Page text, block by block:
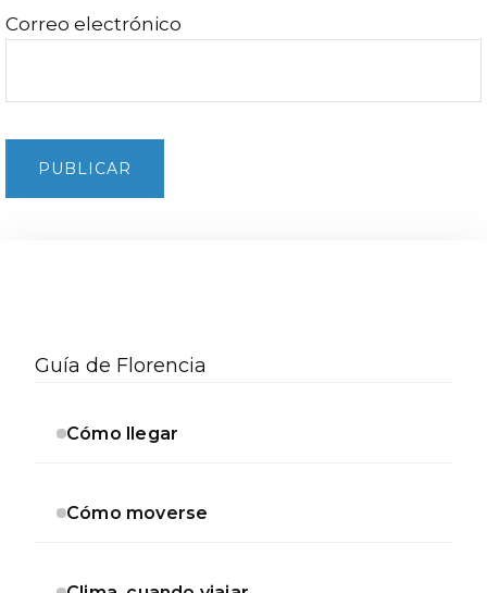
Correo electrónico
lateral
Guía de Florencia
Cómo llegar
Cómo moverse